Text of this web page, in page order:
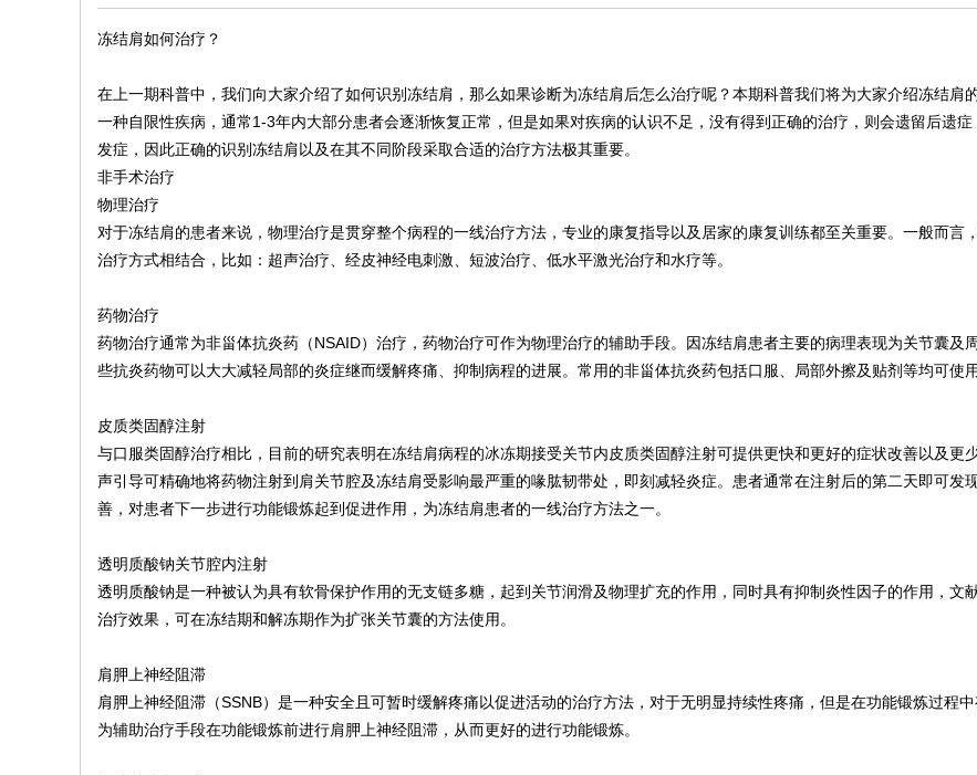
冻结肩如何治疗？
在上一期科普中，我们向大家介绍了如何识别冻结肩，那么如果诊断为冻结肩后怎么治疗呢？本期科普我们将为大家介绍冻结肩
一种自限性疾病，通常1-3年内大部分患者会逐渐恢复正常，但是如果对疾病的认识不足，没有得到正确的治疗，则会遗留后遗
发症，因此正确的识别冻结肩以及在其不同阶段采取合适的治疗方法极其重要。
非手术治疗
物理治疗
对于冻结肩的患者来说，物理治疗是贯穿整个病程的一线治疗方法，专业的康复指导以及居家的康复训练都至关重要。一般而言
治疗方式相结合，比如：超声治疗、经皮神经电刺激、短波治疗、低水平激光治疗和水疗等。
药物治疗
药物治疗通常为非甾体抗炎药（NSAID）治疗，药物治疗可作为物理治疗的辅助手段。因冻结肩患者主要的病理表现为关节囊及
些抗炎药物可以大大减轻局部的炎症继而缓解疼痛、抑制病程的进展。常用的非甾体抗炎药包括口服、局部外擦及贴剂等均可使用
皮质类固醇注射
与口服类固醇治疗相比，目前的研究表明在冻结肩病程的冰冻期接受关节内皮质类固醇注射可提供更快和更好的症状改善以及更
声引导可精确地将药物注射到肩关节腔及冻结肩受影响最严重的喙肱韧带处，即刻减轻炎症。患者通常在注射后的第二天即可发
善，对患者下一步进行功能锻炼起到促进作用，为冻结肩患者的一线治疗方法之一。
透明质酸钠关节腔内注射
透明质酸钠是一种被认为具有软骨保护作用的无支链多糖，起到关节润滑及物理扩充的作用，同时具有抑制炎性因子的作用，文
治疗效果，可在冻结期和解冻期作为扩张关节囊的方法使用。
肩胛上神经阻滞
肩胛上神经阻滞（SSNB）是一种安全且可暂时缓解疼痛以促进活动的治疗方法，对于无明显持续性疼痛，但是在功能锻炼过程
为辅助治疗手段在功能锻炼前进行肩胛上神经阻滞，从而更好的进行功能锻炼。